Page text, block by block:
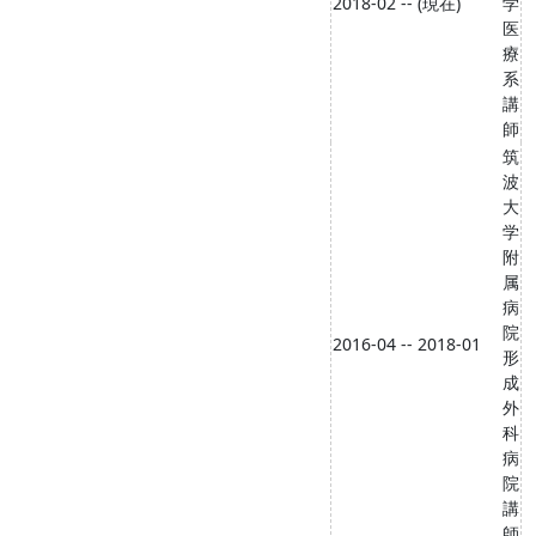
医
療
系
講
師
2016-04 -- 2018-01
筑
波
大
学
附
属
病
院
形
成
外
科
病
院
講